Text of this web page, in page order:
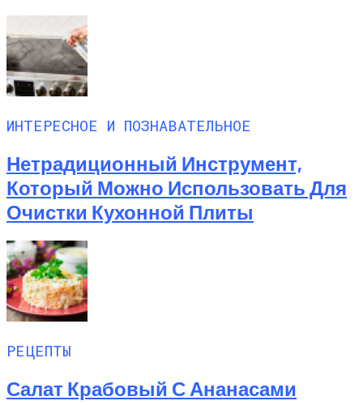
ИНТЕРЕСНОЕ И ПОЗНАВАТЕЛЬНОЕ
Нетрадиционный Инструмент,
Который Можно Использовать Для
Очистки Кухонной Плиты
РЕЦЕПТЫ
Салат Крабовый С Ананасами